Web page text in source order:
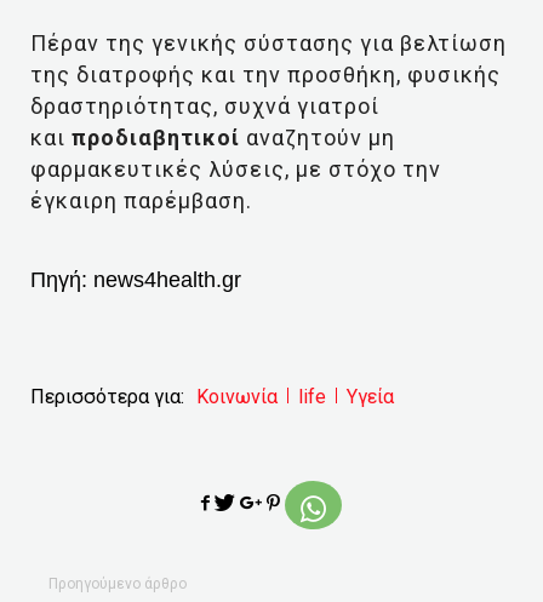
Πέραν της γενικής σύστασης για βελτίωση
της διατροφής και την προσθήκη, φυσικής
δραστηριότητας, συχνά γιατροί
και προδιαβητικοί αναζητούν μη
φαρμακευτικές λύσεις, με στόχο την
έγκαιρη παρέμβαση.
Πηγή: news4health.gr
Περισσότερα για: Κοινωνία life Υγεία
Προηγούμενο άρθρο